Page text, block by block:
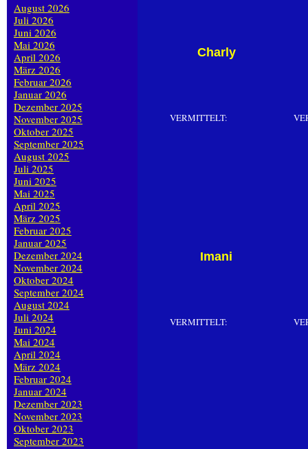
Charly
VERMITTELT:
Imani
VERMITTELT:
August 2026
Juli 2026
Juni 2026
Mai 2026
April 2026
März 2026
Februar 2026
Januar 2026
Dezember 2025
November 2025
Oktober 2025
September 2025
August 2025
Juli 2025
Juni 2025
Mai 2025
April 2025
März 2025
Februar 2025
Januar 2025
Dezember 2024
November 2024
Oktober 2024
September 2024
August 2024
Juli 2024
Juni 2024
Mai 2024
April 2024
März 2024
Februar 2024
Januar 2024
Dezember 2023
November 2023
Oktober 2023
September 2023